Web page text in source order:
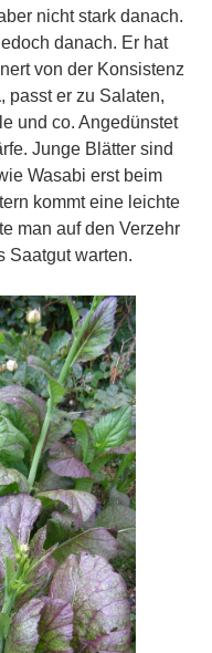
nicht stark danach.
danach. Er hat
von der Konsistenz
, passt er zu Salaten,
und co. Angedünstet
Junge Blätter sind
Wasabi erst beim
kommt eine leichte
man auf den Verzehr
Saatgut warten.